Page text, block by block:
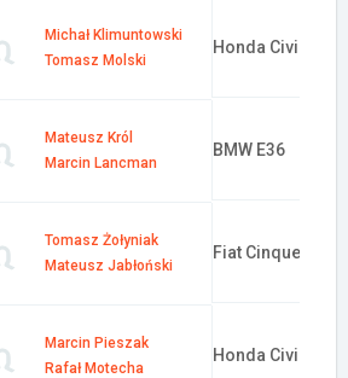
Michał Klimuntowski
Tomasz Molski
Honda Civic
Mateusz Król
Marcin Lancman
BMW E36
Tomasz Żołyniak
Mateusz Jabłoński
Fiat Cinquecento
Marcin Pieszak
Rafał Motecha
Honda Civic